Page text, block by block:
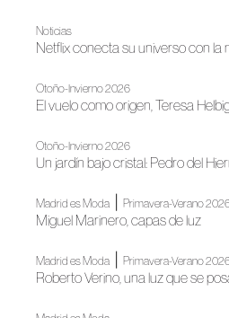
Noticias
Netflix conecta su universo con la
Otoño-Invierno 2026
El vuelo como origen, Teresa
Otoño-Invierno 2026
Un jardín bajo cristal: Pedro del
Madrid es Moda Primavera-Verano
Miguel Marinero, capas de luz
Madrid es Moda Primavera-Verano
Roberto Verino, una luz que se